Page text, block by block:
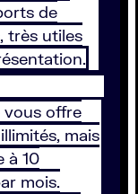
de
très utiles
vous offre
mais
à 10
mois.